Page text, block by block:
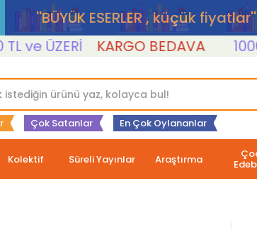
''BÜYÜK ESERLER , küçük fiyatlar''
ÜZERİ KARGO BEDAVA 1000
Çok Satanlar En Çok Oylananlar
Kolektif Süreli Yayınlar Araştırma